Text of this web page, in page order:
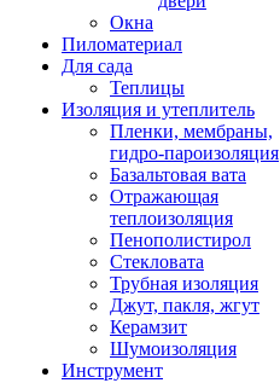
Окна
Пиломатериал
Для сада
Теплицы
Изоляция и утеплитель
Пленки, мембраны,
гидро-пароизоляция
Базальтовая вата
Отражающая
теплоизоляция
Пенополистирол
Стекловата
Трубная изоляция
Джут, пакля, жгут
Керамзит
Шумоизоляция
Инструмент